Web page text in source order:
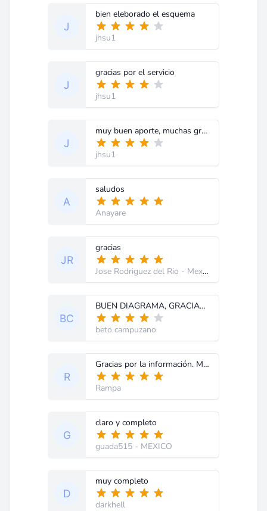
bien eleborado el esquema
jhsu1
gracias por el servicio
jhsu1
muy buen aporte, muchas gracias!
jhsu1
saludos
Anayare
gracias
Jose Rodriguez del Rio - Mexico
BUEN DIAGRAMA, GRACIAS POR SUBIRLO
beto campuzano
Gracias por la información. Muy buena.
Rampa
claro y completo
guada515 - MEXICO
muy completo
darkhell